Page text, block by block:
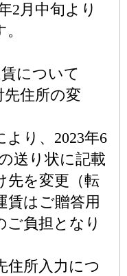
2月中旬より
について
先住所の変
り、2023年6
送り状に記載
先を変更（転
賃はご贈答用
ご負担となり
住所入力につ